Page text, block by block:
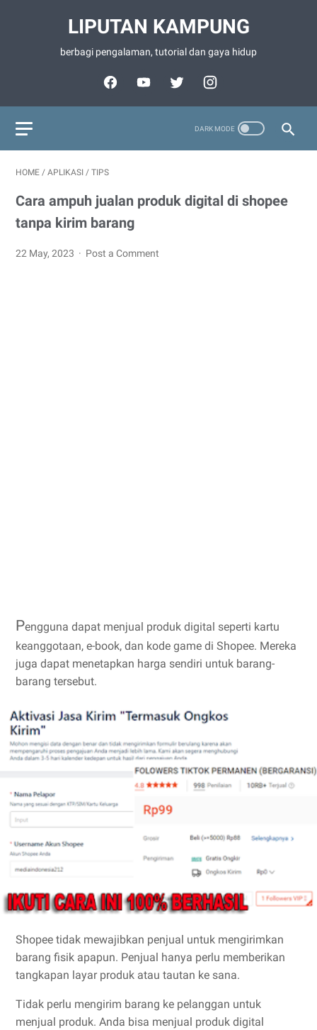
LIPUTAN KAMPUNG
berbagi pengalaman, tutorial dan gaya hidup
HOME / APLIKASI / TIPS
Cara ampuh jualan produk digital di shopee
tanpa kirim barang
22 May, 2023 Post a Comment
Pengguna dapat menjual produk digital seperti kartu
keanggotaan, e-book, dan kode game di Shopee. Mereka
juga dapat menetapkan harga sendiri untuk barang-
barang tersebut.
Shopee tidak mewajibkan penjual untuk mengirimkan
barang fisik apapun. Penjual hanya perlu memberikan
tangkapan layar produk atau tautan ke sana.
Tidak perlu mengirim barang ke pelanggan untuk
menjual produk. Anda bisa menjual produk digital